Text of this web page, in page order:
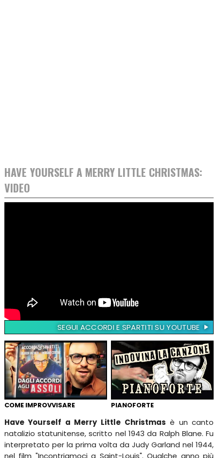
HAVE YOURSELF A MERRY LITTLE CHRISTMAS:
VIDEO
SEGUI ACCORDI E SPARTITI SU YOUTUBE
COME IMPROVVISARE PIANOFORTE
Have Yourself a Merry Little Christmas è un canto
natalizio statunitense, scritto nel 1943 da Ralph Blane. Fu
interpretato per la prima volta da Judy Garland nel 1944,